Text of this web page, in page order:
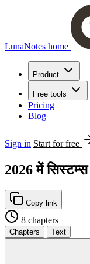
LunaNotes home
Product
Free tools
Pricing
Blog
Sign in Start for free
2026 में
Copy link
8 chapters
Chapters
Text